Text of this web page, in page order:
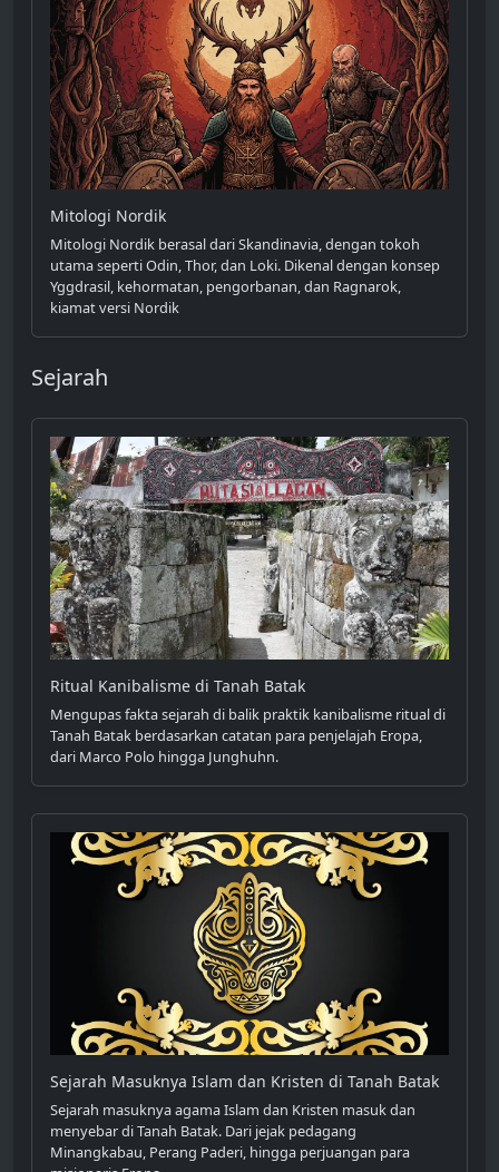
Mitologi Nordik
Mitologi Nordik berasal dari Skandinavia, dengan tokoh
utama seperti Odin, Thor, dan Loki. Dikenal dengan konsep
Yggdrasil, kehormatan, pengorbanan, dan Ragnarok,
kiamat versi Nordik
Sejarah
Ritual Kanibalisme di Tanah Batak
Mengupas fakta sejarah di balik praktik kanibalisme ritual di
Tanah Batak berdasarkan catatan para penjelajah Eropa,
dari Marco Polo hingga Junghuhn.
Sejarah Masuknya Islam dan Kristen di Tanah Batak
Sejarah masuknya agama Islam dan Kristen masuk dan
menyebar di Tanah Batak. Dari jejak pedagang
Minangkabau, Perang Paderi, hingga perjuangan para